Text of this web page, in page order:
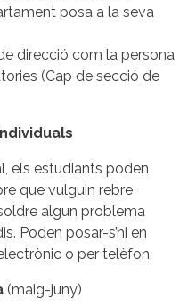
posa a la seva
direcció com la persona
(Cap de secció de
els estudiants poden
que vulguin rebre
algun problema
Poden posar-s’hi en
o per telèfon.
(maig-juny)